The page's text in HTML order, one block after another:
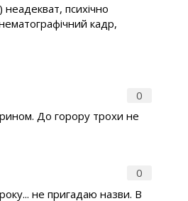
психічно
кадр,
0
До горору трохи не
0
не пригадаю назви. В